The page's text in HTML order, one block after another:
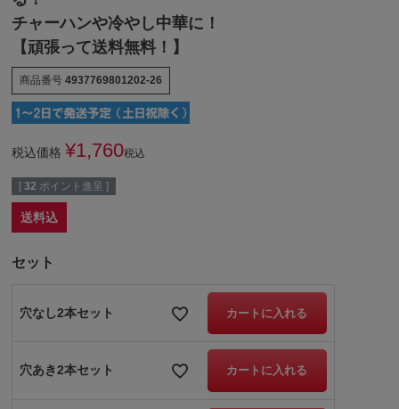
チャーハンや冷やし中華に！
【頑張って送料無料！】
商品番号 4937769801202-26
税込価格 ¥1,760税込
[ 32 ポイント進呈 ]
送料込
セット
穴なし2本セット カートに入れる
穴あき2本セット カートに入れる